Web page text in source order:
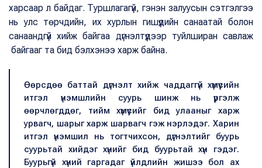
харсаар л байдаг. Туршлагагүй, гэнэн залуусын сэтгэлгээ
нь улс төрчдийн, их хурлын гишүүдийн санаатай болон
санаандгүй хийж байгаа дүгнэлтүүдээр туйлширан савлаж
байгааг та бид бэлхэнээ харж байна.
Өөрсдөө баттай дүгнэлт хийж чаддаггүй хүмүүсийн
итгэл үнэмшлийн суурь шинж нь үргэлж
өөрчлөгддөг, тийм хүмүүсийг бид улааныг харж
урвагч, шарыг харж шарвагч гэж нэрлэдэг. Харин
итгэл үнэмшил нь тогтчихсон, дүгнэлтийг буурь
суурьтай хийдэг хүнийг бид буурьтай хүн гэдэг.
Буурьгүй хүний гаргадаг үйлдлийн жишээ бол ах